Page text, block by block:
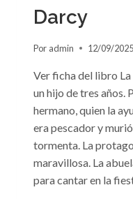
Darcy
Por admin 12/09/2025
Ver ficha del libro
un hijo de tres años.
hermano, quien la
era pescador y
tormenta. La
maravillosa. La
para cantar en la